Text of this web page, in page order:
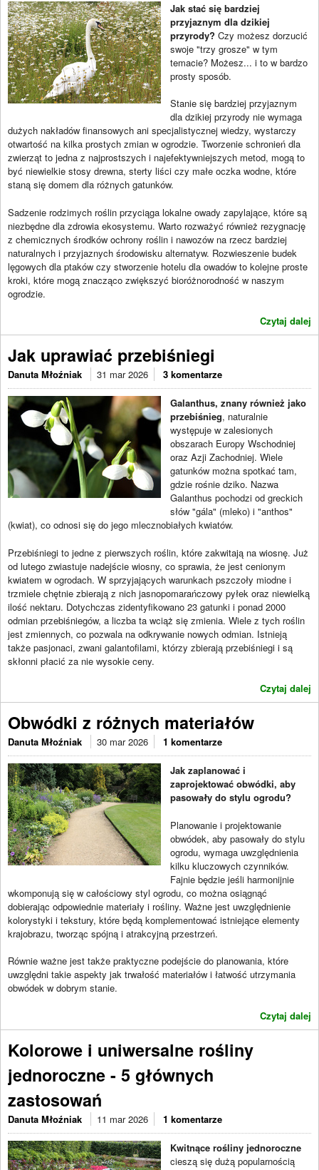
Jak stać się bardziej
przyjaznym dla dzikiej
przyrody? Czy możesz dorzucić
swoje "trzy grosze" w tym
temacie? Możesz... i to w bardzo
prosty sposób.
Stanie się bardziej przyjaznym
dla dzikiej przyrody nie wymaga
dużych nakładów finansowych ani specjalistycznej wiedzy, wystarczy
otwartość na kilka prostych zmian w ogrodzie. Tworzenie schronień dla
zwierząt to jedna z najprostszych i najefektywniejszych metod, mogą to
być niewielkie stosy drewna, sterty liści czy małe oczka wodne, które
staną się domem dla różnych gatunków.
Sadzenie rodzimych roślin przyciąga lokalne owady zapylające, które są
niezbędne dla zdrowia ekosystemu. Warto rozważyć również rezygnację
z chemicznych środków ochrony roślin i nawozów na rzecz bardziej
naturalnych i przyjaznych środowisku alternatyw. Rozwieszenie budek
lęgowych dla ptaków czy stworzenie hotelu dla owadów to kolejne proste
kroki, które mogą znacząco zwiększyć bioróżnorodność w naszym
ogrodzie.
Czytaj dalej
Jak uprawiać przebiśniegi
Danuta Młoźniak 31 mar 2026 3 komentarze
Galanthus, znany również jako
przebiśnieg, naturalnie
występuje w zalesionych
obszarach Europy Wschodniej
oraz Azji Zachodniej. Wiele
gatunków można spotkać tam,
gdzie rośnie dziko. Nazwa
Galanthus pochodzi od greckich
słów "gála" (mleko) i "anthos"
(kwiat), co odnosi się do jego mlecznobiałych kwiatów.
Przebiśniegi to jedne z pierwszych roślin, które zakwitają na wiosnę. Już
od lutego zwiastuje nadejście wiosny, co sprawia, że jest cenionym
kwiatem w ogrodach. W sprzyjających warunkach pszczoły miodne i
trzmiele chętnie zbierają z nich jasnopomarańczowy pyłek oraz niewielką
ilość nektaru. Dotychczas zidentyfikowano 23 gatunki i ponad 2000
odmian przebiśniegów, a liczba ta wciąż się zmienia. Wiele z tych roślin
jest zmiennych, co pozwala na odkrywanie nowych odmian. Istnieją
także pasjonaci, zwani galantofilami, którzy zbierają przebiśniegi i są
skłonni płacić za nie wysokie ceny.
Czytaj dalej
Obwódki z różnych materiałów
Danuta Młoźniak 30 mar 2026 1 komentarze
Jak zaplanować i
zaprojektować obwódki, aby
pasowały do stylu ogrodu?
Planowanie i projektowanie
obwódek, aby pasowały do stylu
ogrodu, wymaga uwzględnienia
kilku kluczowych czynników.
Fajnie będzie jeśli harmonijnie
wkomponują się w całościowy styl ogrodu, co można osiągnąć
dobierając odpowiednie materiały i rośliny. Ważne jest uwzględnienie
kolorystyki i tekstury, które będą komplementować istniejące elementy
krajobrazu, tworząc spójną i atrakcyjną przestrzeń.
Równie ważne jest także praktyczne podejście do planowania, które
uwzględni takie aspekty jak trwałość materiałów i łatwość utrzymania
obwódek w dobrym stanie.
Czytaj dalej
Kolorowe i uniwersalne rośliny
jednoroczne - 5 głównych
zastosowań
Danuta Młoźniak 11 mar 2026 1 komentarze
Kwitnące rośliny jednoroczne
cieszą się dużą popularnością